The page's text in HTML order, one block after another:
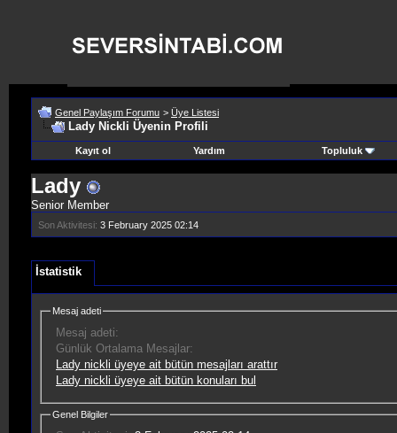
Genel Paylaşım Forumu > Üye Listesi
Lady Nickli Üyenin Profili
Kayıt ol Yardım Topluluk
Lady
Senior Member
Son Aktivitesi: 3 February 2025 02:14
İstatistik
Mesaj adeti
Mesaj adeti:
Günlük Ortalama Mesajlar:
Lady nickli üyeye ait bütün mesajları arattır
Lady nickli üyeye ait bütün konuları bul
Genel Bilgiler